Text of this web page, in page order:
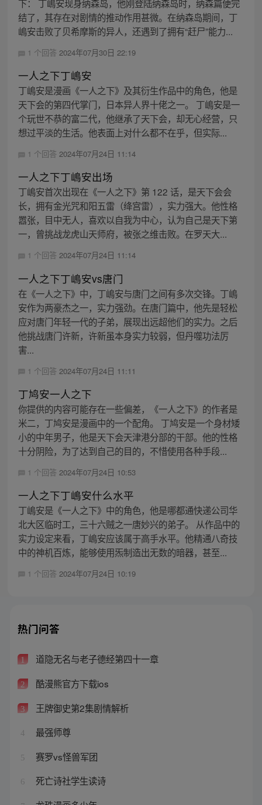
下： 丁嶋安现身纳森岛，他刚登陆纳森岛时，纳森篇便完
结了，其存在对剧情的推动作用甚微。在纳森岛期间，丁
嶋安击败了贝希摩斯的异人，还遇到了拥有“赶尸”能力...
1 个回答 2024年07月30日 22:19
一人之下丁嶋安
丁嶋安是漫画《一人之下》及其衍生作品中的角色，他是
天下会的第四代掌门，日本异人界十佬之一。 丁嶋安是一
个玩世不恭的富二代，他继承了天下会，却无心经营，只
想过平淡的生活。他表面上对什么都不在乎，但实际...
1 个回答 2024年07月24日 11:14
一人之下丁嶋安出场
丁嶋安首次出现在《一人之下》第 122 话，是天下会会
长，拥有金光咒和阳五雷（绛宫雷），实力强大。他性格
嚣张，目中无人，喜欢以自我为中心，认为自己是天下第
一，曾挑战龙虎山天师府，被张之维击败。在罗天大...
1 个回答 2024年07月24日 11:14
一人之下丁嶋安vs唐门
在《一人之下》中，丁嶋安与唐门之间有多次交锋。丁嶋
安作为两豪杰之一，实力强劲。在唐门篇中，他先是轻松
应对唐门年轻一代的子弟，展现出远超他们的实力。之后
他挑战唐门许新，许新虽本身实力较弱，但丹噬功法厉
害...
1 个回答 2024年07月24日 11:11
丁鸠安一人之下
你提供的内容可能存在一些偏差，《一人之下》的作者是
米二，丁鸠安是漫画中的一个配角。 丁鸠安是一个身材矮
小的中年男子，他是天下会天津港分部的干部。他的性格
十分阴险，为了达到自己的目的，不惜使用各种手段...
1 个回答 2024年07月24日 10:53
一人之下丁嶋安什么水平
丁嶋安是《一人之下》中的角色，他是哪都通快递公司华
北大区临时工，三十六贼之一唐妙兴的弟子。 从作品中的
实力设定来看，丁嶋安应该属于高手水平。他精通八奇技
中的神机百炼，能够使用炁制造出无数的暗器，甚至...
1 个回答 2024年07月24日 10:19
热门问答
1 道隐无名与老子德经第四十一章
2 酷漫熊官方下载ios
3 王牌御史第2集剧情解析
4 最强师尊
5 赛罗vs怪兽军团
6 死亡诗社学生读诗